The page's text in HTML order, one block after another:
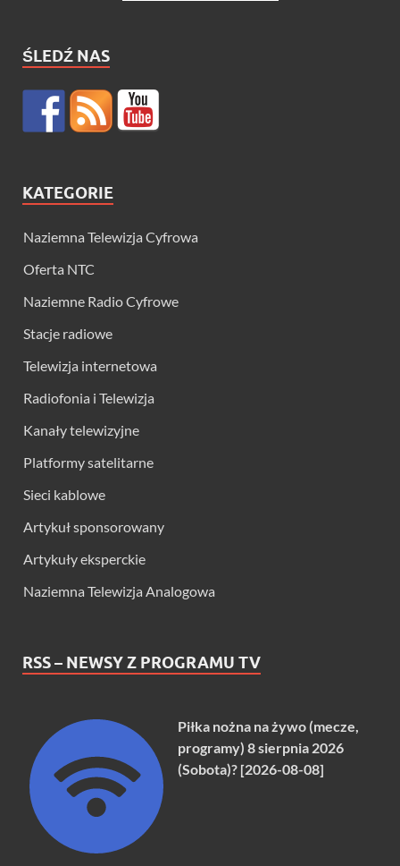
ŚLEDŹ NAS
KATEGORIE
Naziemna Telewizja Cyfrowa
Oferta NTC
Naziemne Radio Cyfrowe
Stacje radiowe
Telewizja internetowa
Radiofonia i Telewizja
Kanały telewizyjne
Platformy satelitarne
Sieci kablowe
Artykuł sponsorowany
Artykuły eksperckie
Naziemna Telewizja Analogowa
RSS – NEWSY Z PROGRAMU TV
Piłka nożna na żywo (mecze,
programy) 8 sierpnia 2026
(Sobota)? [2026-08-08]